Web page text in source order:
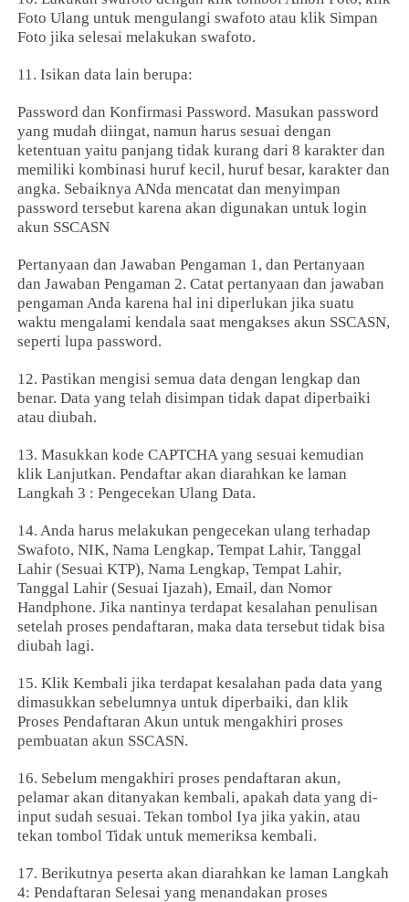
Foto Ulang untuk mengulangi swafoto atau klik Simpan
Foto jika selesai melakukan swafoto.
11. Isikan data lain berupa:
Password dan Konfirmasi Password. Masukan password
yang mudah diingat, namun harus sesuai dengan
ketentuan yaitu panjang tidak kurang dari 8 karakter dan
memiliki kombinasi huruf kecil, huruf besar, karakter dan
angka. Sebaiknya ANda mencatat dan menyimpan
password tersebut karena akan digunakan untuk login
akun SSCASN
Pertanyaan dan Jawaban Pengaman 1, dan Pertanyaan
dan Jawaban Pengaman 2. Catat pertanyaan dan jawaban
pengaman Anda karena hal ini diperlukan jika suatu
waktu mengalami kendala saat mengakses akun SSCASN,
seperti lupa password.
12. Pastikan mengisi semua data dengan lengkap dan
benar. Data yang telah disimpan tidak dapat diperbaiki
atau diubah.
13. Masukkan kode CAPTCHA yang sesuai kemudian
klik Lanjutkan. Pendaftar akan diarahkan ke laman
Langkah 3 : Pengecekan Ulang Data.
14. Anda harus melakukan pengecekan ulang terhadap
Swafoto, NIK, Nama Lengkap, Tempat Lahir, Tanggal
Lahir (Sesuai KTP), Nama Lengkap, Tempat Lahir,
Tanggal Lahir (Sesuai Ijazah), Email, dan Nomor
Handphone. Jika nantinya terdapat kesalahan penulisan
setelah proses pendaftaran, maka data tersebut tidak bisa
diubah lagi.
15. Klik Kembali jika terdapat kesalahan pada data yang
dimasukkan sebelumnya untuk diperbaiki, dan klik
Proses Pendaftaran Akun untuk mengakhiri proses
pembuatan akun SSCASN.
16. Sebelum mengakhiri proses pendaftaran akun,
pelamar akan ditanyakan kembali, apakah data yang di-
input sudah sesuai. Tekan tombol Iya jika yakin, atau
tekan tombol Tidak untuk memeriksa kembali.
17. Berikutnya peserta akan diarahkan ke laman Langkah
4: Pendaftaran Selesai yang menandakan proses